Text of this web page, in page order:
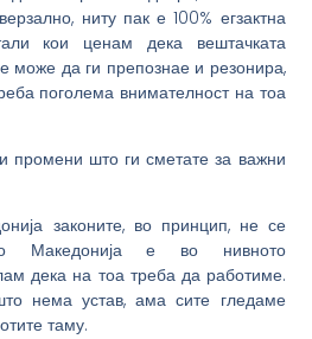
ниту пак е 100% егзактна
кои ценам дека вештачката
може да ги препознае и резонира,
поголема внимателност на тоа
промени што ги сметате за важни
законите, во принцип, не се
Македонија е во нивното
дека на тоа треба да работиме.
нема устав, ама сите гледаме
таму.